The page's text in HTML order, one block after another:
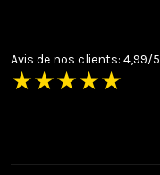
Avis de nos clients: 4,99/5
★★★★★